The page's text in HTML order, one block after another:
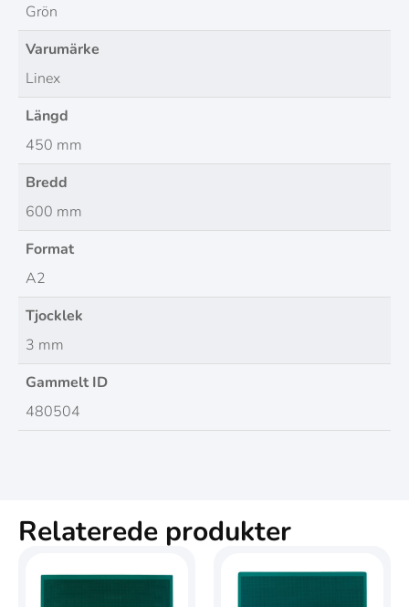
Grön
Varumärke
Linex
Längd
450 mm
Bredd
600 mm
Format
A2
Tjocklek
3 mm
Gammelt ID
480504
Relaterede produkter